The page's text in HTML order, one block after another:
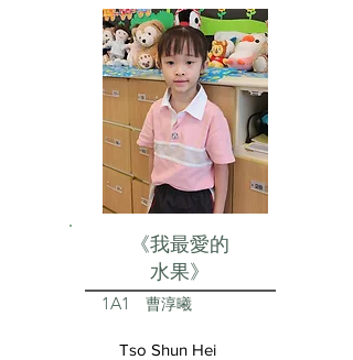
《我最愛的
水果》
1A1 曹淳曦
Tso Shun Hei